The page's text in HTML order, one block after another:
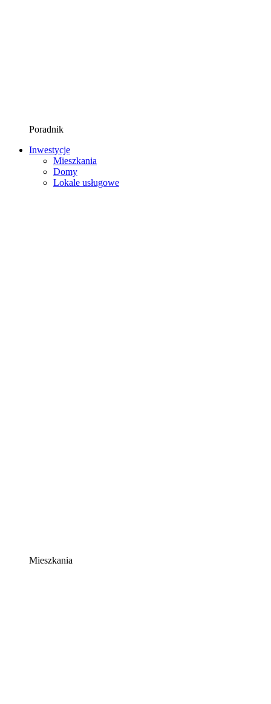
Poradnik
Inwestycje
Mieszkania
Domy
Lokale usługowe
Mieszkania